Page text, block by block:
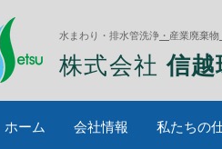
水まわり・排水管洗浄 ・ 産業廃棄物
株式会社 信越
ホーム 会社情報 私たちの